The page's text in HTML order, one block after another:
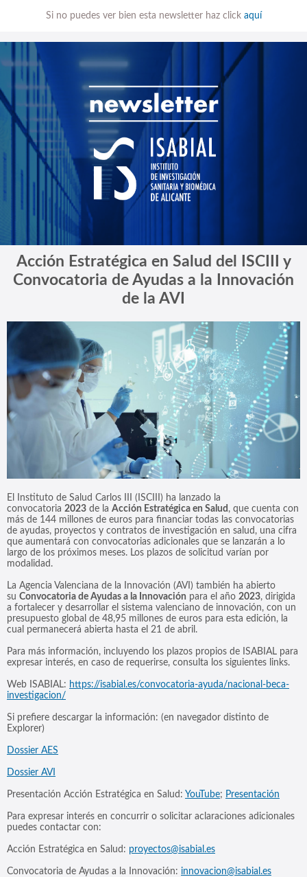
Si no puedes ver bien esta newsletter haz click aquí
Acción Estratégica en Salud del ISCIII y
Convocatoria de Ayudas a la Innovación
de la AVI
El Instituto de Salud Carlos III (ISCIII) ha lanzado la
convocatoria 2023 de la Acción Estratégica en Salud , que cuenta con
más de 144 millones de euros para financiar todas las convocatorias
de ayudas, proyectos y contratos de investigación en salud, una cifra
que aumentará con convocatorias adicionales que se lanzarán a lo
largo de los próximos meses. Los plazos de solicitud varían por
modalidad.
La Agencia Valenciana de la Innovación (AVI) también ha abierto
su Convocatoria de Ayudas a la Innovación para el año 2023, dirigida
a fortalecer y desarrollar el sistema valenciano de innovación, con un
presupuesto global de 48,95 millones de euros para esta edición, la
cual permanecerá abierta hasta el 21 de abril.
Para más información, incluyendo los plazos propios de ISABIAL para
expresar interés, en caso de requerirse, consulta los siguientes links.
Web ISABIAL: https://isabial.es/convocatoria-ayuda/nacional-beca-
investigacion/
Si prefiere descargar la información: (en navegador distinto de
Explorer)
Dossier AES
Dossier AVI
Presentación Acción Estratégica en Salud: YouTube; Presentación
Para expresar interés en concurrir o solicitar aclaraciones adicionales
puedes contactar con:
Acción Estratégica en Salud: proyectos@isabial.es
Convocatoria de Ayudas a la Innovación: innovacion@isabial.es